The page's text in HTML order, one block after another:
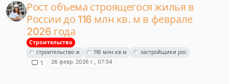
Рост объема строящегося жилья в
России до 116 млн кв. м в феврале
2026 года
Строительство
строительство ж
116 млн кв м застройщики рос
1 26 февр. 2026 г., 07:54